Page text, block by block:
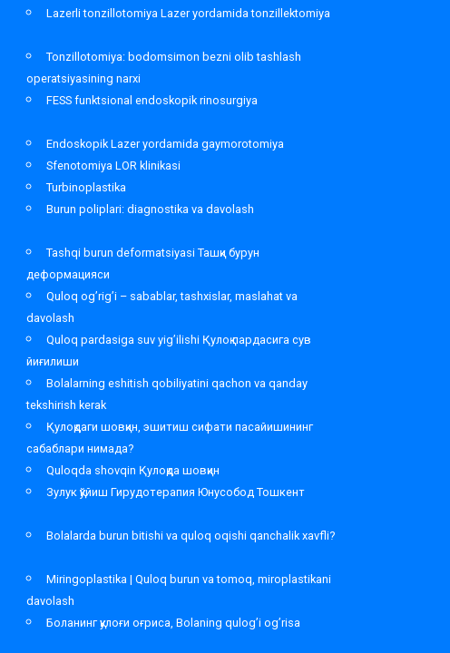
Lazerli tonzillotomiya Lazer yordamida tonzillektomiya
Tonzillotomiya: bodomsimon bezni olib tashlash
operatsiyasining narxi
FESS funktsional endoskopik rinosurgiya
Endoskopik Lazer yordamida gaymorotomiya
Sfenotomiya LOR klinikasi
Turbinoplastika
Burun poliplari: diagnostika va davolash
Tashqi burun deformatsiyasi Ташқи бурун
деформацияси
Quloq og’rig’i – sabablar, tashxislar, maslahat va
davolash
Quloq pardasiga suv yig’ilishi Қулоқ пардасига сув
йиғилиши
Bolalarning eshitish qobiliyatini qachon va qanday
tekshirish kerak
Қулоқдаги шовқин, эшитиш сифати пасайишининг
сабаблари нимада?
Quloqda shovqin Қулоқда шовқин
Зулук қўйиш Гирудотерапия Юнусобод Тошкент
Bolalarda burun bitishi va quloq oqishi qanchalik xavfli?
Miringoplastika | Quloq burun va tomoq, miroplastikani
davolash
Боланинг қулоғи оғриса, Bolaning qulog’i og’risa